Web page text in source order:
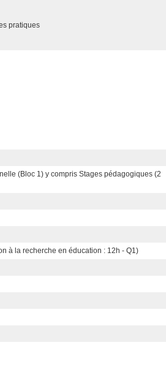
pratiques
(Bloc 1) y compris Stages pédagogiques (2
à la recherche en éducation : 12h - Q1)